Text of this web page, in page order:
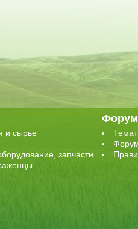
и сырье
запчасти
Форум